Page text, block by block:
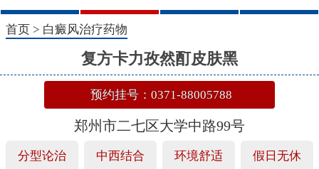
1 2 3 4
首页 > 白癜风治疗药物
复方卡力孜然酊皮肤黑
预约挂号：0371-88005788
郑州市二七区大学中路99号
分型论治 中西结合 环境舒适 假日无休